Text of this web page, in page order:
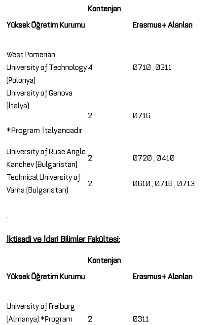
Yüksek Öğretim Kurumu
Kontenjan
Erasmus+ Alanları
West Pomerian
University of Technology
(Polonya)
4 0710 , 0311
University of Genova
(İtalya)
*Program İtalyancadır
2 0716
University of Ruse Angle
Kanchev (Bulgaristan)
2
0720 , 0410
Technical University of
Varna (Bulgaristan)
2 0610 , 0716 , 0713
İktisadi ve İdari Bilimler Fakültesi:
Yüksek Öğretim Kurumu
Kontenjan
Erasmus+ Alanları
University of Freiburg
(Almanya) *Program
2 0311